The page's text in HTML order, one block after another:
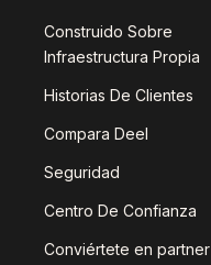
Construido Sobre
Infraestructura Propia
Historias De Clientes
Compara Deel
Seguridad
Centro De Confianza
Conviértete en partner